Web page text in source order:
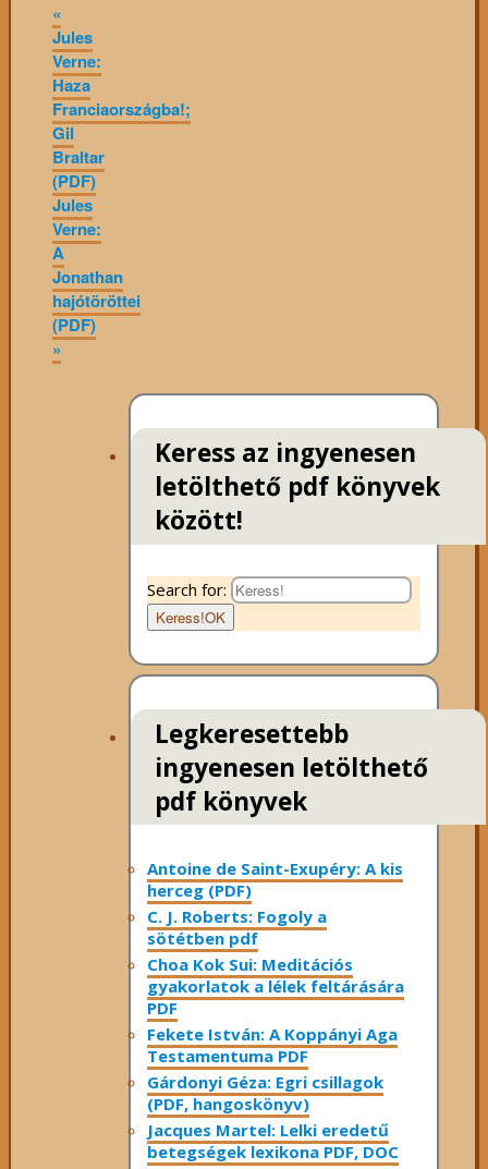
«
Jules
Verne:
Haza
Franciaországba!;
Gil
Braltar
(PDF)
Jules
Verne:
A
Jonathan
hajótöröttei
(PDF)
»
Keress az ingyenesen
letölthető pdf könyvek
között!
Search for:
Keress!OK
Legkeresettebb
ingyenesen letölthető
pdf könyvek
Antoine de Saint-Exupéry: A kis
herceg (PDF)
C. J. Roberts: Fogoly a
sötétben pdf
Choa Kok Sui: Meditációs
gyakorlatok a lélek feltárására
PDF
Fekete István: A Koppányi Aga
Testamentuma PDF
Gárdonyi Géza: Egri csillagok
(PDF, hangoskönyv)
Jacques Martel: Lelki eredetű
betegségek lexikona PDF, DOC